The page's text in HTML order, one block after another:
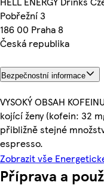
Pobřežní 3
186 00 Praha 8
Česká republika
Bezpečnostní informace
VYSOKÝ OBSAH
kojící ženy (kofein: 32
přibližně stejné
espresso.
Zobrazit vše
Příprava a